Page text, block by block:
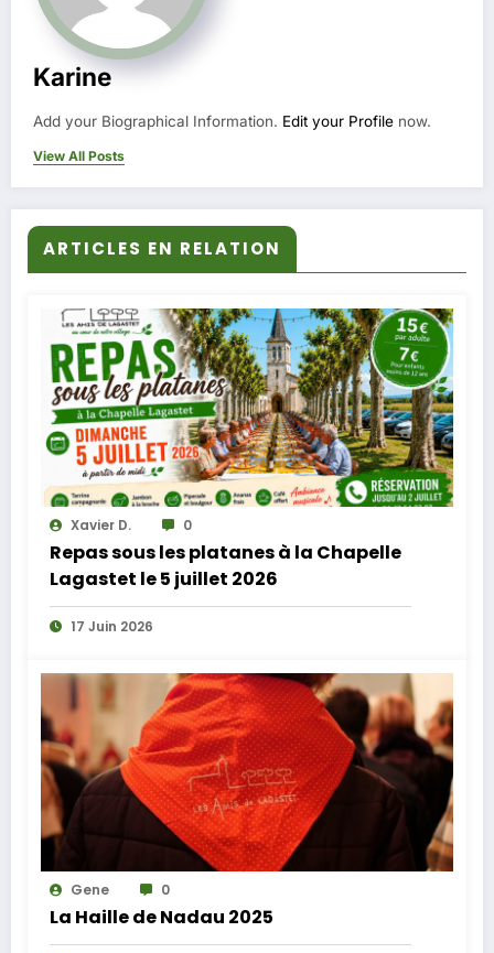
Karine
Add your Biographical Information. Edit your Profile now.
View All Posts
ARTICLES EN RELATION
Xavier D. 0
Repas sous les platanes à la Chapelle
Lagastet le 5 juillet 2026
17 Juin 2026
Gene 0
La Haille de Nadau 2025